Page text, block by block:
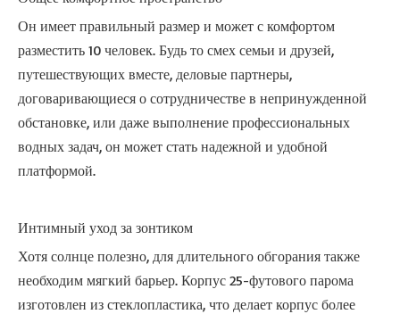
Он имеет правильный размер и может с комфортом
разместить 10 человек. Будь то смех семьи и друзей,
путешествующих вместе, деловые партнеры,
договаривающиеся о сотрудничестве в непринужденной
обстановке, или даже выполнение профессиональных
водных задач, он может стать надежной и удобной
платформой.
Интимный уход за зонтиком
Хотя солнце полезно, для длительного обгорания также
необходим мягкий барьер. Корпус 25-футового парома
изготовлен из стеклопластика, что делает корпус более